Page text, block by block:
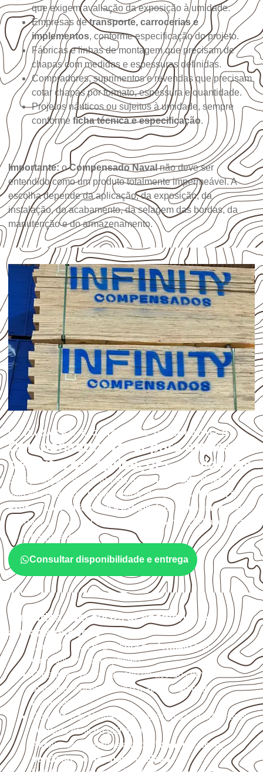
que exigem avaliação da exposição à umidade.
Empresas detransporte, carrocerias e
implementos, conforme especificação do projeto.
Fábricas e linhas de montagem que precisam de
chapas com medidas e espessuras definidas.
Compradores, suprimentos e revendas que precisam
cotar chapas por formato, espessura e quantidade.
Projetos náuticos ou sujeitos à umidade, sempre
conforme ficha técnica e especificação.
Importante: oCompensado Navalnão deve ser
entendido como um produto totalmente impermeável. A
escolha depende da aplicação, da exposição, da
instalação, do acabamento, da selagem das bordas, da
manutenção e do armazenamento.
UTILIZAÇÃO E CUIDADOS DO PRODUTO
Compensado Naval para empresas
de Autazes: aplicações e cuidados
Em aplicações profissionais, oCompensado Naval é
utilizado quando o projeto exige atenção à
colagem, à
exposição à umidade e à estabilidade dimensional
. A
adequação deve ser confirmada conforme a ficha técnica e
as condições de uso.
Consultar disponibilidade e entrega
Cuidados com corte, acabamento e
armazenamento
Confirme se aespessura e o formatosão
compatíveis com o projeto.
Organize o plano de corte de acordo com as
dimensões disponíveis e o aproveitamento
necessário.
Considere acabamento e proteção das bordas após
qualquer corte ou usinagem.
Armazene as chapas em local coberto, seco,
ventilado e com apoio nivelado.